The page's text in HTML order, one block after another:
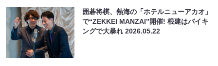
囲碁将棋、熱海の「ホテルニューアカオ」
で“ZEKKEI MANZAI”開催! 根建はバイキ
ングで大暴れ2026.05.22